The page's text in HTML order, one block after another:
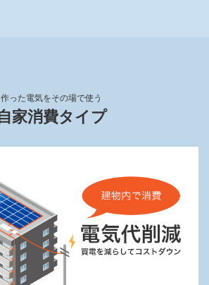
作った電気をその場で使う
家消費タイプ